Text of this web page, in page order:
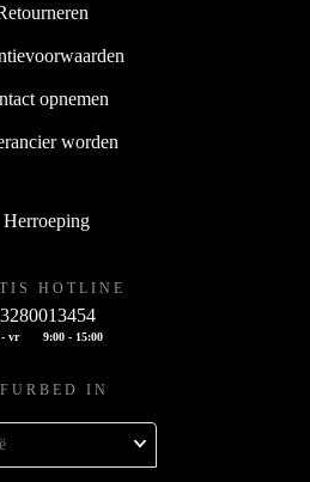
opnemen
worden
Herroeping
HOTLINE
vr 9:00 - 15:00
IN